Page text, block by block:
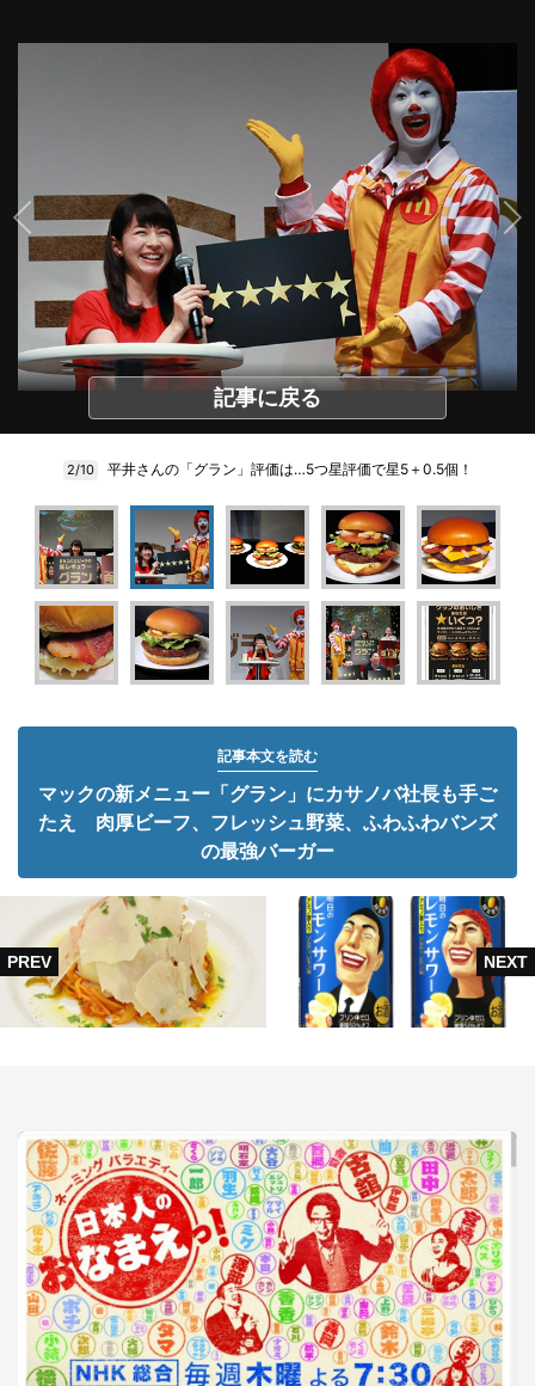
記事に戻る
2/10 平井さんの「グラン」評価は…5つ星評価で星5＋0.5個！
記事本文を読む
マックの新メニュー「グラン」にカサノバ社長も手ご
たえ 肉厚ビーフ、フレッシュ野菜、ふわふわバンズ
の最強バーガー